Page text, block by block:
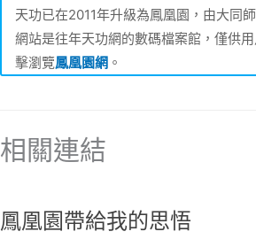
天功已在2011年升級為鳳凰園，由大同
網站是往年天功網的數碼檔案館，僅供
擊瀏覽鳳凰園網 。
相關連結
鳳凰園帶給我的思悟